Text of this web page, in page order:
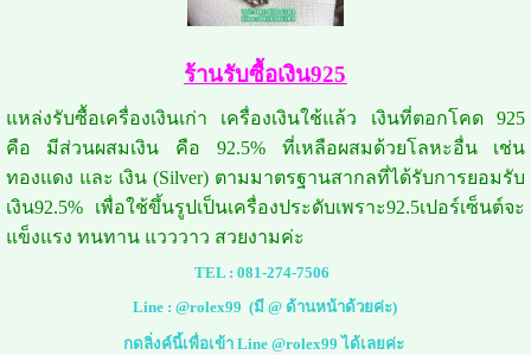
ร้านรับซื้อเงิน925
แหล่งรับซื้อเครื่องเงินเก่า เครื่องเงินใช้แล้ว เงินที่ตอกโคด 925
คือ มีส่วนผสมเงิน คือ 92.5% ที่เหลือผสมด้วยโลหะอื่น เช่น
ทองแดง และ เงิน (Silver) ตามมาตรฐานสากลที่ได้รับการยอมรับ
เงิน92.5% เพื่อใช้ขึ้นรูปเป็นเครื่องประดับเพราะ92.5เปอร์เซ็นต์จะ
แข็งแรง ทนทาน แวววาว สวยงามค่ะ
TEL : 081-274-7506
Line :@rolex99 (มี @ ด้านหน้าด้วยค่ะ)
กดลิ่งค์นี้เพื่อเข้า Line @rolex99 ได้เลยค่ะ